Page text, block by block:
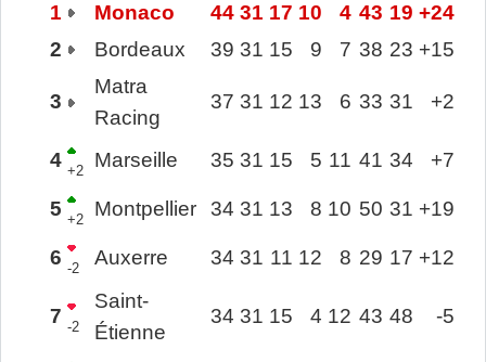
1
Monaco 44 31 17 10 4 43 19 +24
2
Bordeaux 39 31 15 9 7 38 23 +15
3
Matra
Racing
37 31 12 13 6 33 31 +2
4 +2 Marseille 35 31 15 5 11 41 34 +7
5 +2 Montpellier 34 31 13 8 10 50 31 +19
6 -2 Auxerre 34 31 11 12 8 29 17 +12
7 -2
Saint-
Étienne
34 31 15 4 12 43 48 -5